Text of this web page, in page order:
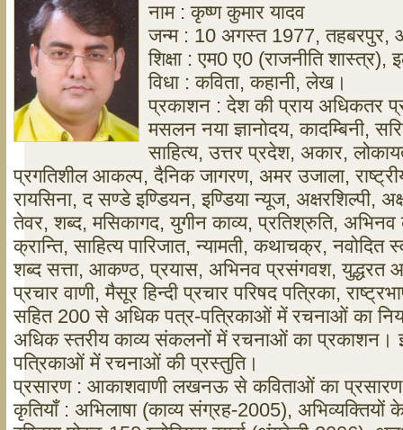
नाम : कृष्ण कुमार यादव
जन्म : 10 अगस्त 1977, तहबरपुर,
शिक्षा : एम0 ए0 (राजनीति शास्त्र),
विधा : कविता, कहानी, लेख।
प्रकाशन : देश की प्राय अधिकतर
मसलन नया ज्ञानोदय, कादम्बिनी,
साहित्य, उत्तर प्रदेश, अकार,
प्रगतिशील आकल्प, दैनिक जागरण, अमर उजाला,
रायसिना, द सण्डे इण्डियन, इण्डिया न्यूज, अक्षरशिल्पी,
तेवर, शब्द, मसिकागद, युगीन काव्य, प्रतिश्रुति,
क्रान्ति, साहित्य पारिजात, न्यामती, कथाचक्र, नवोदित
शब्द सत्ता, आकण्ठ, प्रयास, अभिनव प्रसंगवश, युद्धरत
प्रचार वाणी, मैसूर हिन्दी प्रचार परिषद पत्रिका,
सहित 200 से अधिक पत्र-पत्रिकाओं में रचनाओं का
अधिक स्तरीय काव्य संकलनों में रचनाओं का प्रकाशन।
पत्रिकाओं में रचनाओं की प्रस्तुति।
प्रसारण : आकाशवाणी लखनऊ से कविताओं का
कृतियाँ : अभिलाषा (काव्य संग्रह-2005),